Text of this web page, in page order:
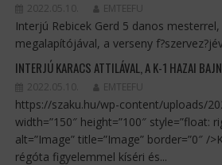
2022.05.10. EMTEEFU
Interjú Rebicek Gerd 5 danos
megalapítójával, a verseny
INTERJÚ KARACS ATTILÁVAL, A K-1 HAZAI
2022.05.10. EMTEEFU
https://szaku.hu/wp-content/uploads/
width=”150″ height=”100″ style=”float:
alt=”Image” title=”Image” border=”0″ /
régóta figyelemmel kíséri és...